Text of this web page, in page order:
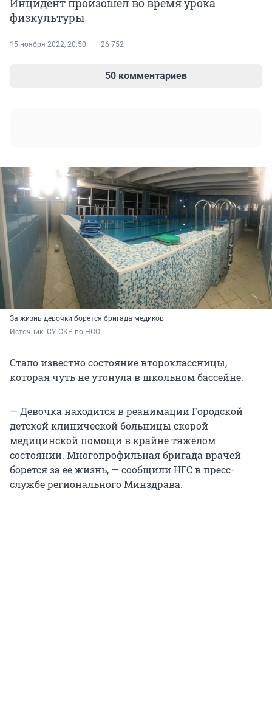
Инцидент произошел во время урока
физкультуры
15 ноября 2022, 20:50 26 752
50 комментариев
За жизнь девочки борется бригада медиков
Источник: СУ СКР по НСО
Стало известно состояние второклассницы,
которая чуть не утонула в школьном бассейне.
— Девочка находится в реанимации Городской
детской клинической больницы скорой
медицинской помощи в крайне тяжелом
состоянии. Многопрофильная бригада врачей
борется за ее жизнь, — сообщили НГС в пресс-
службе регионального Минздрава.